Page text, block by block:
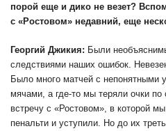
порой еще и дико не везет?
с «Ростовом» недавний, еще
Георгий Джикия: Были
следствиями наших ошибок.
Было много матчей с непонятными
мячами, а где-то мы теряли очки
встречу с «Ростовом», в которой
пенальти и уступили. Но до их